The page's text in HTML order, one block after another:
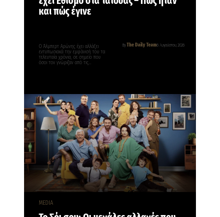
και πώς έγινε
By The Daily Team6 Αυγούστου, 2026
Ο Άλμπερτ Αρώνης έχει αλλάξει
εντυπωσιακά την εμφάνισή του τα
τελευταία χρόνια, σε σημείο που
όσοι τον γνώριζαν από τις…
MEDIA